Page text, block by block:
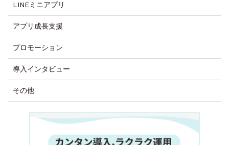
LINEミニアプリ
アプリ成長支援
プロモーション
導入インタビュー
その他